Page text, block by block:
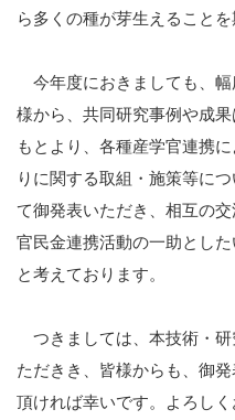
ら多くの種が芽生えることを
今年度におきましても、
様から、共同研究事例や成果
もとより、各種産学官連携
りに関する取組・施策等につ
て御発表いただき、相互の
官民金連携活動の一助とした
と考えております。
つきましては、本技術・
ただきき、皆様からも、御発
頂ければ幸いです。よろしく